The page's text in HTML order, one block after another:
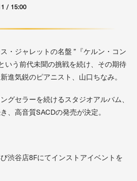
/ 15:00
・ジャレットの名盤 ”『ケルン・コン
いう前代未聞の挑戦を続け、その期待
進気鋭のピアニスト、山口ちなみ。
グセラーを続けるスタジオアルバム、
、高音質SACDの発売が決定。
渋谷店8Fにてインストアイベントを